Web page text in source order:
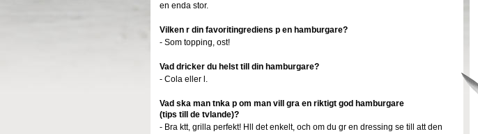
en enda stor.
Vilken r din favoritingrediens p en hamburgare?
- Som topping, ost!
Vad dricker du helst till din hamburgare?
- Cola eller l.
Vad ska man tnka p om man vill gra en riktigt god hamburgare
(tips till de tvlande)?
- Bra ktt, grilla perfekt! Hll det enkelt, och om du gr en dressing se till att den